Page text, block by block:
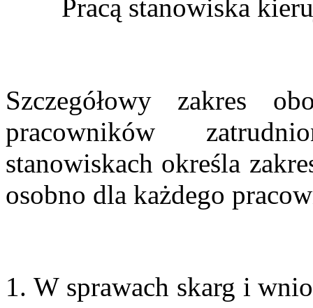
Pracą stanowiska
Szczegółowy zakres
pracowników
stanowiskach określa
osobno dla każdego
W sprawach skarg i